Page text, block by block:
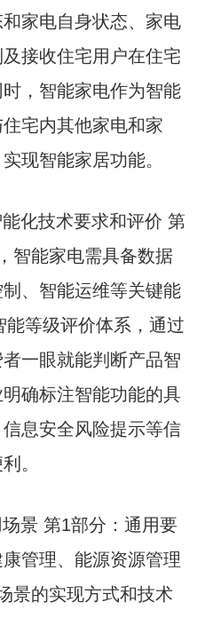
家电自身状态、家电
接收住宅用户在住宅
，智能家电作为智能
宅内其他家电和家
现智能家居功能。
能化技术要求和评价 第
智能家电需具备数据
、智能运维等关键能
等级评价体系，通过
一眼就能判断产品智
确标注智能功能的具
息安全风险提示等信
。
场景 第1部分：通用要
管理、能源资源管理
景的实现方式和技术